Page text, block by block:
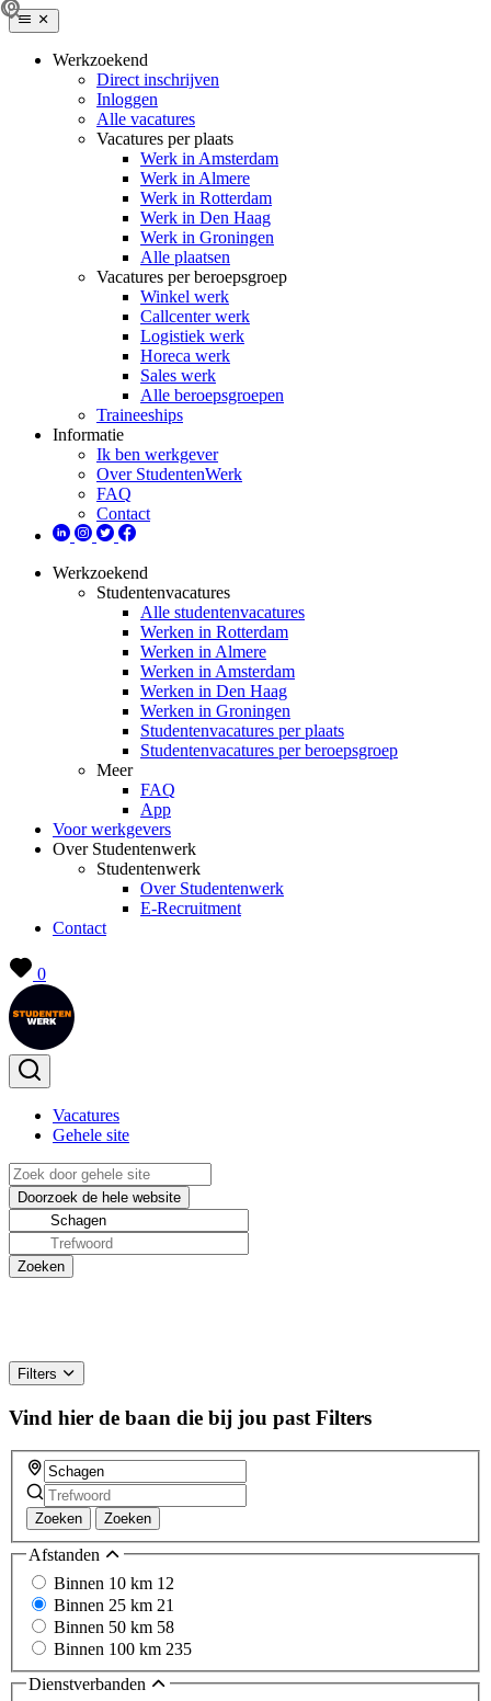
Werkzoekend
Direct inschrijven
Inloggen
Alle vacatures
Vacatures per plaats
Werk in Amsterdam
Werk in Almere
Werk in Rotterdam
Werk in Den Haag
Werk in Groningen
Alle plaatsen
Vacatures per beroepsgroep
Winkel werk
Callcenter werk
Logistiek werk
Horeca werk
Sales werk
Alle beroepsgroepen
Traineeships
Informatie
Ik ben werkgever
Over StudentenWerk
FAQ
Contact
Werkzoekend
Studentenvacatures
Alle studentenvacatures
Werken in Rotterdam
Werken in Almere
Werken in Amsterdam
Werken in Den Haag
Werken in Groningen
Studentenvacatures per plaats
Studentenvacatures per beroepsgroep
Meer
FAQ
App
Voor werkgevers
Over Studentenwerk
Studentenwerk
Over Studentenwerk
E-Recruitment
Contact
0
Vacatures
Gehele site
Filters
Vind hier de baan die bij jou past Filters
Zoeken Zoeken
Afstanden
Binnen 10 km 12
Binnen 25 km 21
Binnen 50 km 58
Binnen 100 km 235
Dienstverbanden